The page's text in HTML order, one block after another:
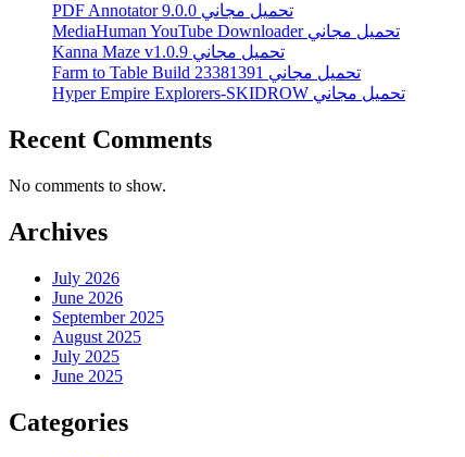
PDF Annotator 9.0.0 تحميل مجاني
MediaHuman YouTube Downloader تحميل مجاني
Kanna Maze v1.0.9 تحميل مجاني
Farm to Table Build 23381391 تحميل مجاني
Hyper Empire Explorers-SKIDROW تحميل مجاني
Recent Comments
No comments to show.
Archives
July 2026
June 2026
September 2025
August 2025
July 2025
June 2025
Categories